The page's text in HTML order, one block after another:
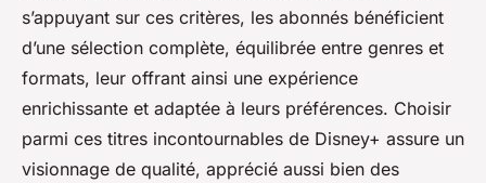
s’appuyant sur ces critères, les abonnés bénéficient
d’une sélection complète, équilibrée entre genres et
formats, leur offrant ainsi une expérience
enrichissante et adaptée à leurs préférences. Choisir
parmi ces titres incontournables de Disney+ assure un
visionnage de qualité, apprécié aussi bien des